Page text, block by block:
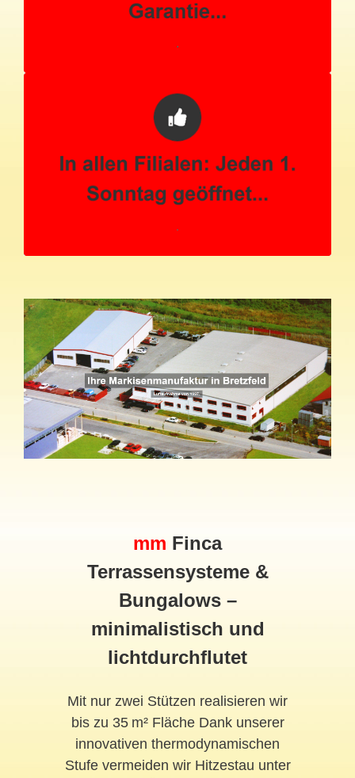
mm Finca
Terrassensysteme &
Bungalows –
minimalistisch und
lichtdurchflutet
Mit nur zwei Stützen realisieren wir
bis zu 35 m² Fläche Dank unserer
innovativen thermodynamischen
Stufe vermeiden wir Hitzestau unter